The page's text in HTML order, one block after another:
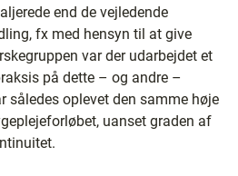
end de vejledende
fx med hensyn til at give
var der udarbejdet et
på dette – og andre –
således oplevet den samme høje
uanset graden af